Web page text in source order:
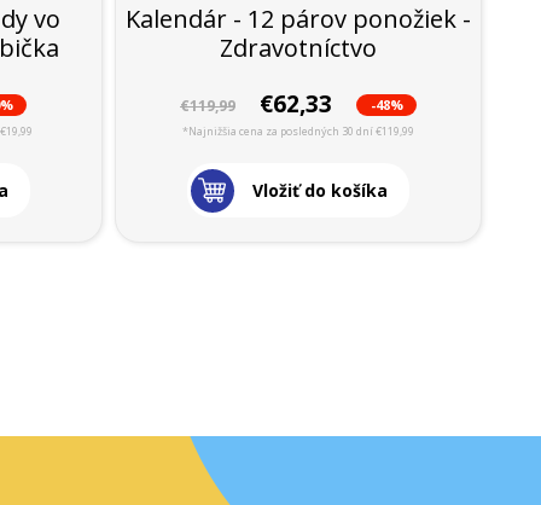
vo
Kalendár - 12 párov ponožiek -
Zdravotníctvo
€119,99 €62,33 -48%
*Najnižšia cena za posledných 30 dní €119,99
Vložiť do košíka